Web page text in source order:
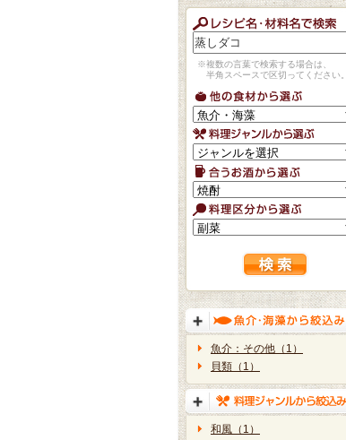
※複数の言葉で検索する場合は、
半角スペースで区切ってください。
魚介：その他（1）
貝類（1）
和風（1）